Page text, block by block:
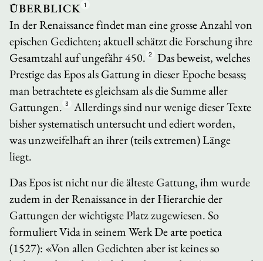
ÜBERBLICK 1
In der Renaissance findet man eine grosse Anzahl von
epischen Gedichten; aktuell schätzt die Forschung ihre
Gesamtzahl auf ungefähr 450. 2
Das beweist, welches
Prestige das Epos als Gattung in dieser Epoche besass;
man betrachtete es gleichsam als die Summe aller
Gattungen. 3
Allerdings sind nur wenige dieser Texte
bisher systematisch untersucht und ediert worden,
was unzweifelhaft an ihrer (teils extremen) Länge
liegt.
Das Epos ist nicht nur die älteste Gattung, ihm wurde
zudem in der Renaissance in der Hierarchie der
Gattungen der wichtigste Platz zugewiesen. So
formuliert Vida in seinem WerkDe arte poetica
(1527): «Von allen Gedichten aber ist keines so